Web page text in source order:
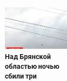
Над Брянской
областью ночью
сбили три